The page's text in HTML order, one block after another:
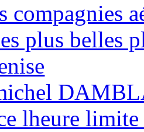
compagnies
plus belles
lheure limite